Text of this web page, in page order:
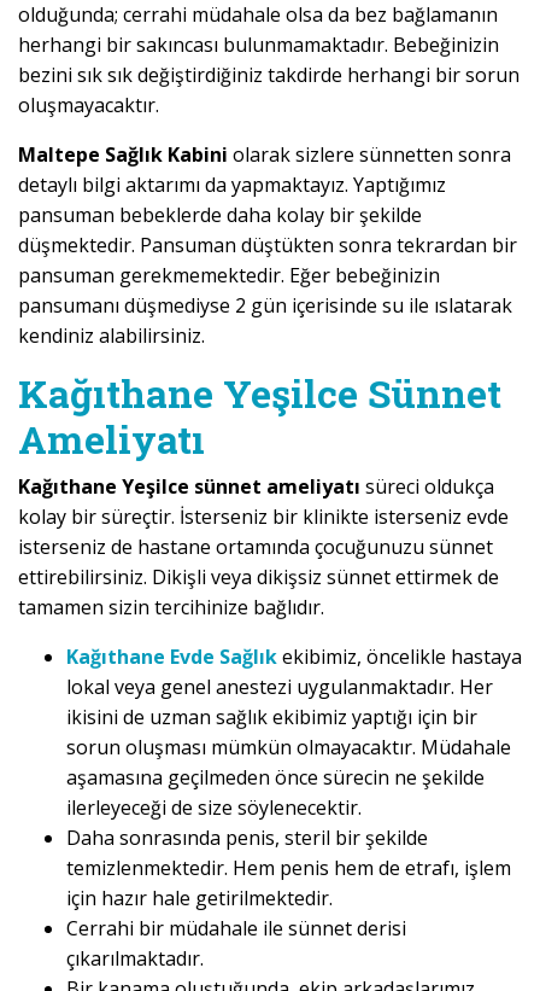
olduğunda; cerrahi müdahale olsa da bez bağlamanın
herhangi bir sakıncası bulunmamaktadır. Bebeğinizin
bezini sık sık değiştirdiğiniz takdirde herhangi bir sorun
oluşmayacaktır.
Maltepe Sağlık Kabini olarak sizlere sünnetten sonra
detaylı bilgi aktarımı da yapmaktayız. Yaptığımız
pansuman bebeklerde daha kolay bir şekilde
düşmektedir. Pansuman düştükten sonra tekrardan bir
pansuman gerekmemektedir. Eğer bebeğinizin
pansumanı düşmediyse 2 gün içerisinde su ile ıslatarak
kendiniz alabilirsiniz.
Kağıthane Yeşilce Sünnet
Ameliyatı
Kağıthane Yeşilce sünnet ameliyatı süreci oldukça
kolay bir süreçtir. İsterseniz bir klinikte isterseniz evde
isterseniz de hastane ortamında çocuğunuzu sünnet
ettirebilirsiniz. Dikişli veya dikişsiz sünnet ettirmek de
tamamen sizin tercihinize bağlıdır.
Kağıthane Evde Sağlıkekibimiz, öncelikle hastaya
lokal veya genel anestezi uygulanmaktadır. Her
ikisini de uzman sağlık ekibimiz yaptığı için bir
sorun oluşması mümkün olmayacaktır. Müdahale
aşamasına geçilmeden önce sürecin ne şekilde
ilerleyeceği de size söylenecektir.
Daha sonrasında penis, steril bir şekilde
temizlenmektedir. Hem penis hem de etrafı, işlem
için hazır hale getirilmektedir.
Cerrahi bir müdahale ile sünnet derisi
çıkarılmaktadır.